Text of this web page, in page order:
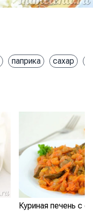
паприка сахар
Куриная печень с